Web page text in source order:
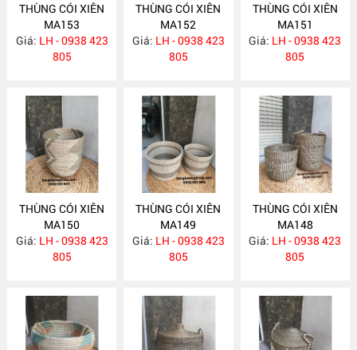
THÙNG CÓI XIÊN
MA153
Giá: LH - 0938 423
805
THÙNG CÓI XIÊN
MA152
Giá: LH - 0938 423
805
THÙNG CÓI XIÊN
MA151
Giá: LH - 0938 423
805
THÙNG CÓI XIÊN
MA150
Giá: LH - 0938 423
805
THÙNG CÓI XIÊN
MA149
Giá: LH - 0938 423
805
THÙNG CÓI XIÊN
MA148
Giá: LH - 0938 423
805